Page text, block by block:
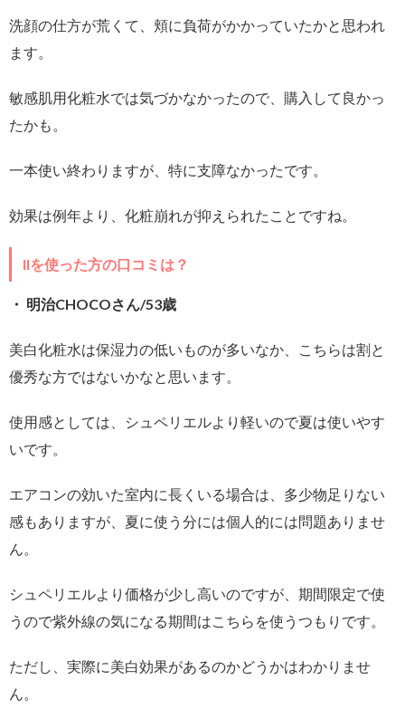
洗顔の仕方が荒くて、頬に負荷がかかっていたかと思われ
ます。
敏感肌用化粧水では気づかなかったので、購入して良かっ
たかも。
一本使い終わりますが、特に支障なかったです。
効果は例年より、化粧崩れが抑えられたことですね。
IIを使った方の口コミは？
・ 明治CHOCOさん/53歳
美白化粧水は保湿力の低いものが多いなか、こちらは割と
優秀な方ではないかなと思います。
使用感としては、シュペリエルより軽いので夏は使いやす
いです。
エアコンの効いた室内に長くいる場合は、多少物足りない
感もありますが、夏に使う分には個人的には問題ありませ
ん。
シュペリエルより価格が少し高いのですが、期間限定で使
うので紫外線の気になる期間はこちらを使うつもりです。
ただし、実際に美白効果があるのかどうかはわかりませ
ん。